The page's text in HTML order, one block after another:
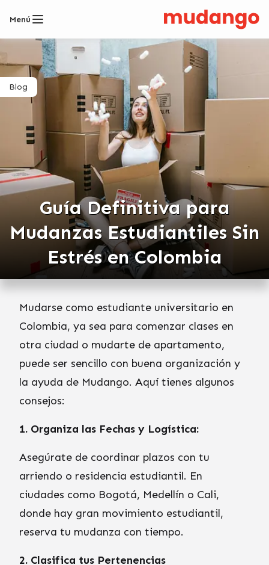
Menú
Guía Definitiva para
Mudanzas Estudiantiles Sin
Estrés en Colombia
Blog
Mudarse como estudiante universitario en
Colombia, ya sea para comenzar clases en
otra ciudad o mudarte de apartamento,
puede ser sencillo con buena organización y
la ayuda de Mudango. Aquí tienes algunos
consejos:
1. Organiza las Fechas y Logística:
Asegúrate de coordinar plazos con tu
arriendo o residencia estudiantil. En
ciudades como Bogotá, Medellín o Cali,
donde hay gran movimiento estudiantil,
reserva tu mudanza con tiempo.
2. Clasifica tus Pertenencias